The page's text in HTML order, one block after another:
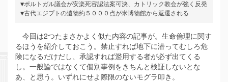
▼ポルトガル議会が安楽死容認法案可決、カトリック教会が強く反発
▼古代エジプトの遺物約５０００点が米博物館から返還される
今回は2つたまさかよく似た内容の記事が。生命倫理に関す
るほうを紹介しておこう。禁止すれば地下に潜ってむしろ危
険になるだけだし、承認すれば濫用する者が必ず出てくる
し。一般論ではなくて個別事例をきちんと検証しないとな
あ、と思う。いずれにせよ際限のないモグラ叩き。